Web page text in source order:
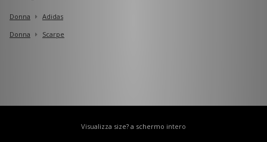
Donna
Adidas
Donna
Scarpe
Visualizza size? a schermo intero